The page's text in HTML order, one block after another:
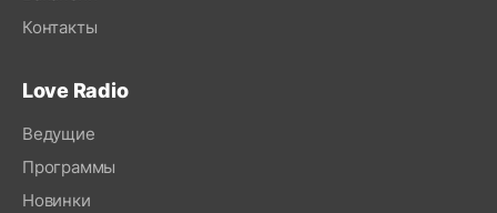
Контакты
Love Radio
Ведущие
Программы
Новинки